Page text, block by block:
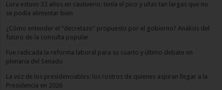
Lora estuvo 32 años en cautiverio: tenía el pico y uñas tan largas que no
se podía alimentar bien
¿Cómo entender el “decretazo” propuesto por el gobierno? Análisis del
futuro de la consulta popular
Fue radicada la reforma laboral para su cuarto y último debate en
plenaria del Senado
La voz de los presidenciables: los rostros de quienes aspiran llegar a la
Presidencia en 2026